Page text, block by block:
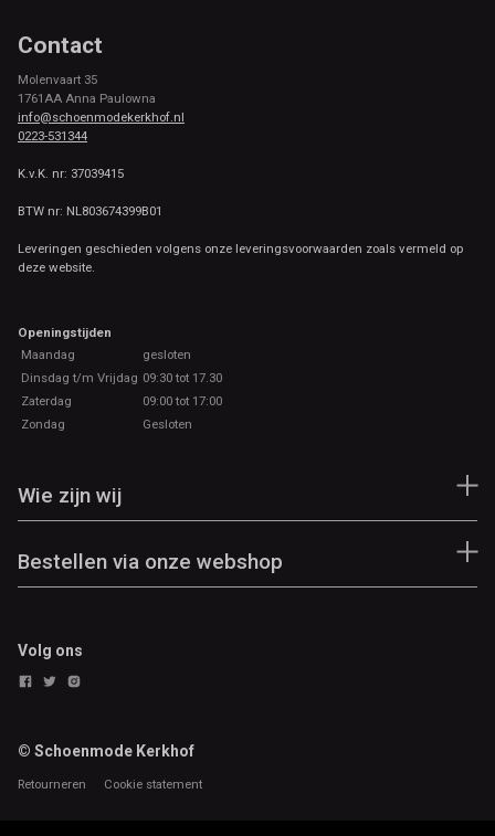
Contact
Molenvaart 35
1761AA Anna Paulowna
info@schoenmodekerkhof.nl
0223-531344
K.v.K. nr: 37039415
BTW nr: NL803674399B01
Leveringen geschieden volgens onze leveringsvoorwaarden zoals vermeld op
deze website.
Openingstijden
Maandag
gesloten
Dinsdag t/m Vrijdag 09:30 tot 17.30
Zaterdag
09:00 tot 17:00
Zondag
Gesloten
Wie zijn wij
Bestellen via onze webshop
Volg ons
© Schoenmode Kerkhof
Retourneren Cookie statement